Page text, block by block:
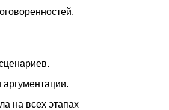
аргументации.
на всех этапах